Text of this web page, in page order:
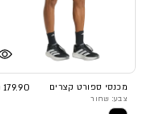
מכנסי ספורט קצרים 179.90 ₪
צבע: שחור